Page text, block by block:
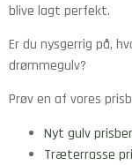
blive lagt perfekt.
Er du nysgerrig på,
drømmegulv?
Prøv en af vores
Nyt gulv
Træterrasse